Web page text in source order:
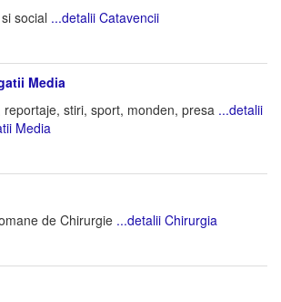
social ...detalii Catavencii
Media
reportaje, stiri, sport, monden, presa ...detalii
Media
de Chirurgie ...detalii Chirurgia